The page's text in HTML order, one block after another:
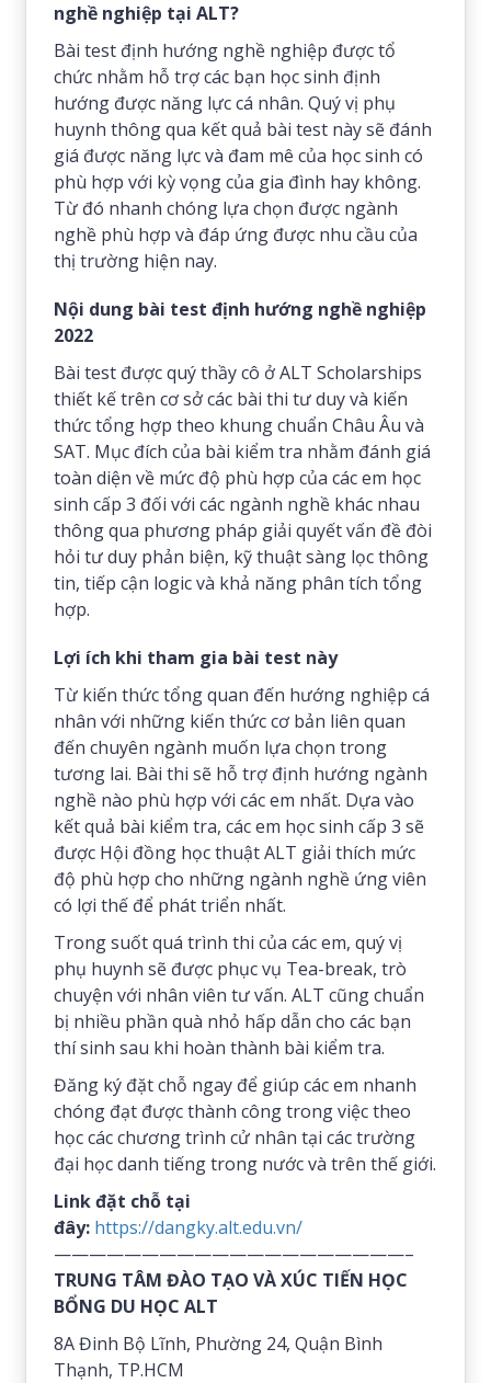
nghề nghiệp tại ALT?
Bài test định hướng nghề nghiệp được tổ
chức nhằm hỗ trợ các bạn học sinh định
hướng được năng lực cá nhân. Quý vị phụ
huynh thông qua kết quả bài test này sẽ đánh
giá được năng lực và đam mê của học sinh có
phù hợp với kỳ vọng của gia đình hay không.
Từ đó nhanh chóng lựa chọn được ngành
nghề phù hợp và đáp ứng được nhu cầu của
thị trường hiện nay.
Nội dung bài test định hướng nghề nghiệp
2022
Bài test được quý thầy cô ở ALT Scholarships
thiết kế trên cơ sở các bài thi tư duy và kiến
thức tổng hợp theo khung chuẩn Châu Âu và
SAT. Mục đích của bài kiểm tra nhằm đánh giá
toàn diện về mức độ phù hợp của các em học
sinh cấp 3 đối với các ngành nghề khác nhau
thông qua phương pháp giải quyết vấn đề đòi
hỏi tư duy phản biện, kỹ thuật sàng lọc thông
tin, tiếp cận logic và khả năng phân tích tổng
hợp.
Lợi ích khi tham gia bài test này
Từ kiến thức tổng quan đến hướng nghiệp cá
nhân với những kiến thức cơ bản liên quan
đến chuyên ngành muốn lựa chọn trong
tương lai. Bài thi sẽ hỗ trợ định hướng ngành
nghề nào phù hợp với các em nhất. Dựa vào
kết quả bài kiểm tra, các em học sinh cấp 3 sẽ
được Hội đồng học thuật ALT giải thích mức
độ phù hợp cho những ngành nghề ứng viên
có lợi thế để phát triển nhất.
Trong suốt quá trình thi của các em, quý vị
phụ huynh sẽ được phục vụ Tea-break, trò
chuyện với nhân viên tư vấn. ALT cũng chuẩn
bị nhiều phần quà nhỏ hấp dẫn cho các bạn
thí sinh sau khi hoàn thành bài kiểm tra.
Đăng ký đặt chỗ ngay để giúp các em nhanh
chóng đạt được thành công trong việc theo
học các chương trình cử nhân tại các trường
đại học danh tiếng trong nước và trên thế giới.
Link đặt chỗ tại
đây: https://dangky.alt.edu.vn/
————————————————————–
TRUNG TÂM ĐÀO TẠO VÀ XÚC TIẾN HỌC
BỔNG DU HỌC ALT
8A Đinh Bộ Lĩnh, Phường 24, Quận Bình
Thạnh, TP.HCM